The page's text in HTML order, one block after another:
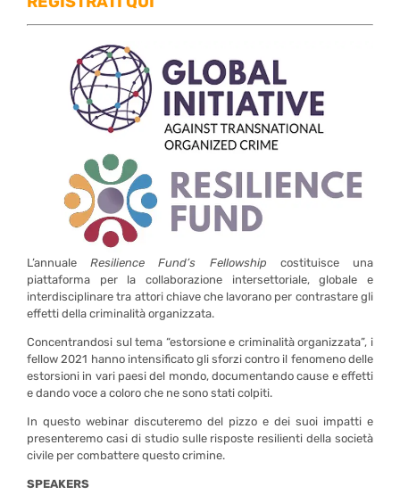
L’annualeResilience Fund’s Fellowship costituisce una
piattaforma per la collaborazione intersettoriale, globale e
interdisciplinare tra attori chiave che lavorano per contrastare gli
effetti della criminalità organizzata.
Concentrandosi sul tema “estorsione e criminalità organizzata”, i
fellow 2021 hanno intensificato gli sforzi contro il fenomeno delle
estorsioni in vari paesi del mondo, documentando cause e effetti
e dando voce a coloro che ne sono stati colpiti.
In questo webinar discuteremo del pizzo e dei suoi impatti e
presenteremo casi di studio sulle risposte resilienti della società
civile per combattere questo crimine.
SPEAKERS